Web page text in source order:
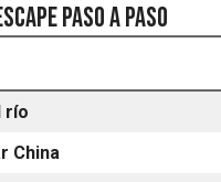
paso a paso
río
China